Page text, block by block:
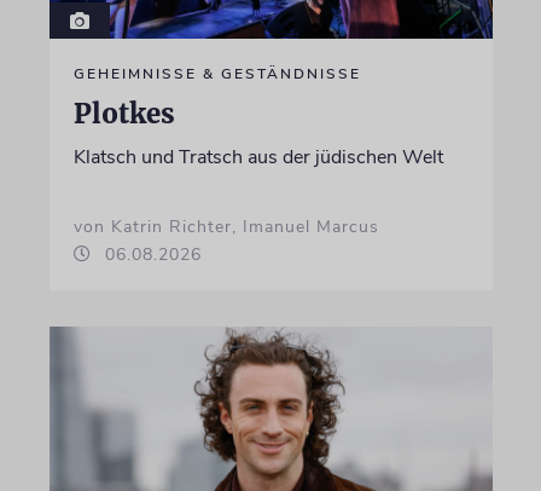
GEHEIMNISSE & GESTÄNDNISSE
Plotkes
Klatsch und Tratsch aus der jüdischen Welt
von Katrin Richter, Imanuel Marcus
06.08.2026